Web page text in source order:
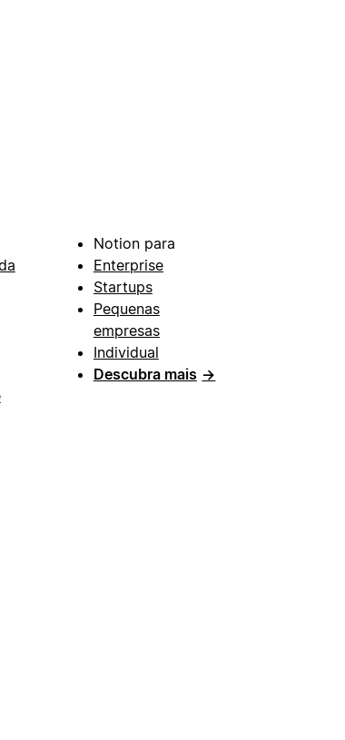
Notion para
Enterprise
Startups
Pequenas
empresas
Individual
Descubra mais →